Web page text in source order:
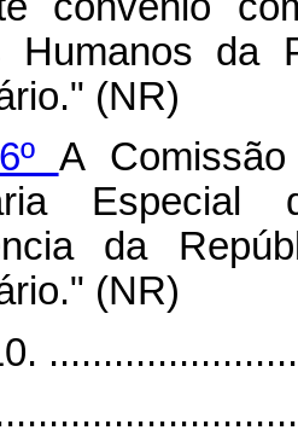
Humanos da
(NR)
A
da
(NR)